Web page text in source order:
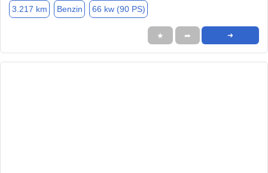
3.217 km Benzin 66 kw (90 PS)
★ ➦ ➜